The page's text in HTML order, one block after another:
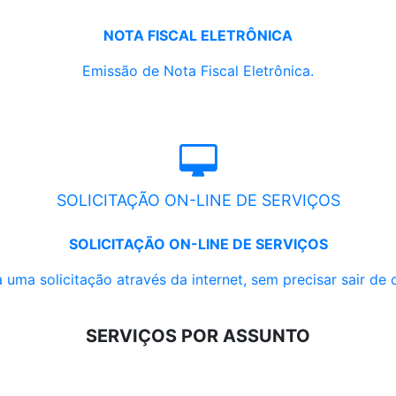
NOTA FISCAL ELETRÔNICA
Emissão de Nota Fiscal Eletrônica.
SOLICITAÇÃO ON-LINE DE SERVIÇOS
SOLICITAÇÃO ON-LINE DE SERVIÇOS
uma solicitação através da internet, sem precisar sair de
SERVIÇOS POR ASSUNTO